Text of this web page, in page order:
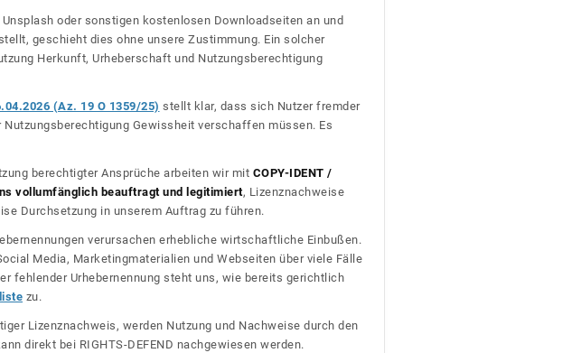
oder sonstigen kostenlosen Downloadseiten an und
geschieht dies ohne unsere Zustimmung. Ein solcher
Herkunft, Urheberschaft und Nutzungsberechtigung
(Az. 19 O 1359/25) stellt klar, dass sich Nutzer fremder
Gewissheit verschaffen müssen. Es
berechtigter Ansprüche arbeiten wir mit COPY-IDENT /
vollumfänglich beauftragt und legitimiert, Lizenznachweise
Durchsetzung in unserem Auftrag zu führen.
verursachen erhebliche wirtschaftliche Einbußen.
Media, Marketingmaterialien und Webseiten über viele Fälle
fehlender Urhebernennung steht uns, wie bereits gerichtlich
zu.
Lizenznachweis, werden Nutzung und Nachweise durch den
direkt bei RIGHTS-DEFEND nachgewiesen werden.